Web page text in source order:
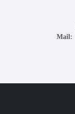
Mail: